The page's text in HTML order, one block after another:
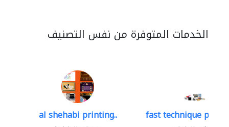
الخدمات المتوفرة من نفس التصنيف
al shehabi printing.. fast technique pre-